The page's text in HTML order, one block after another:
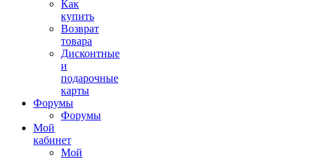
Как
купить
Возврат
товара
Дисконтные
и
подарочные
карты
Форумы
Форумы
Мой
кабинет
Мой